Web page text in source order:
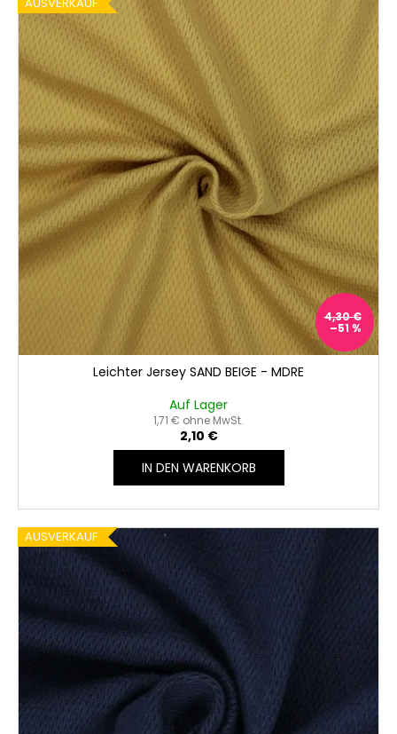
4,30 €
–51 %
Leichter Jersey SAND BEIGE - MDRE
Auf Lager
1,71 € ohne MwSt.
2,10 €
IN DEN WARENKORB
AUSVERKAUF